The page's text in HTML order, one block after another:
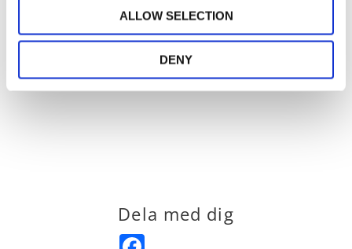
ALLOW SELECTION
DENY
medlemskap i amfori BSCI får vi ökad kunskap och
kan vara med och påverka samt bidra till
förändringar på både kort och lång sikt.
Dela med dig